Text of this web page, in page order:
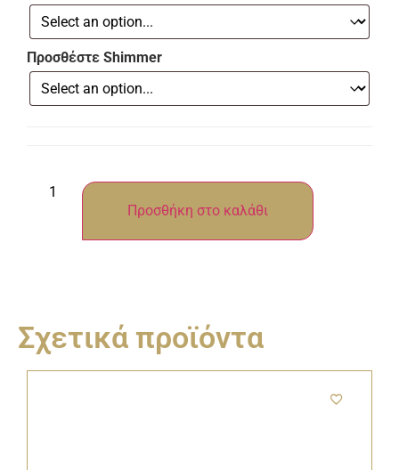
Προσθέστε Shimmer
Προσθήκη στο καλάθι
Σχετικά προϊόντα